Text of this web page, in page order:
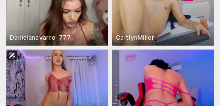
Danielanavarro_777 CaitlynMiller